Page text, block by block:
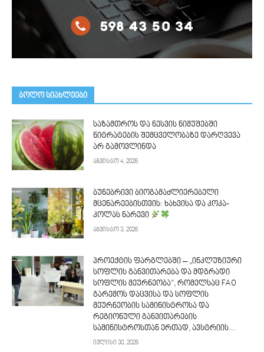
ᲑᲝᲚᲝ ᲡᲘᲐᲮᲚᲔᲔᲑᲘ
საზამთროს და ნესვის ნიმუშებში
ნიტრატების შემცველობაზე დარღვევა
არ გამოვლინდა
აგვისტო 4, 2026
ბუნებრივი ბიოგამაძლიერებელი
მცენარეებისთვის: ხახვისა და კოკა-
კოლას ნარევი
აგვისტო 3, 2026
პროექტის ფარგლებში – „ინკლუზიური
სოფლის განვითარება და მდგრადი
სოფლის მეურნეობა“, რომელსაც FAO
გარემოს დაცვისა და სოფლის
მეურნეობის სამინისტროსა და
რეგიონული განვითარების
სამინისტროსთან ერთად, ავსტრიის...
ივლისი 30, 2026